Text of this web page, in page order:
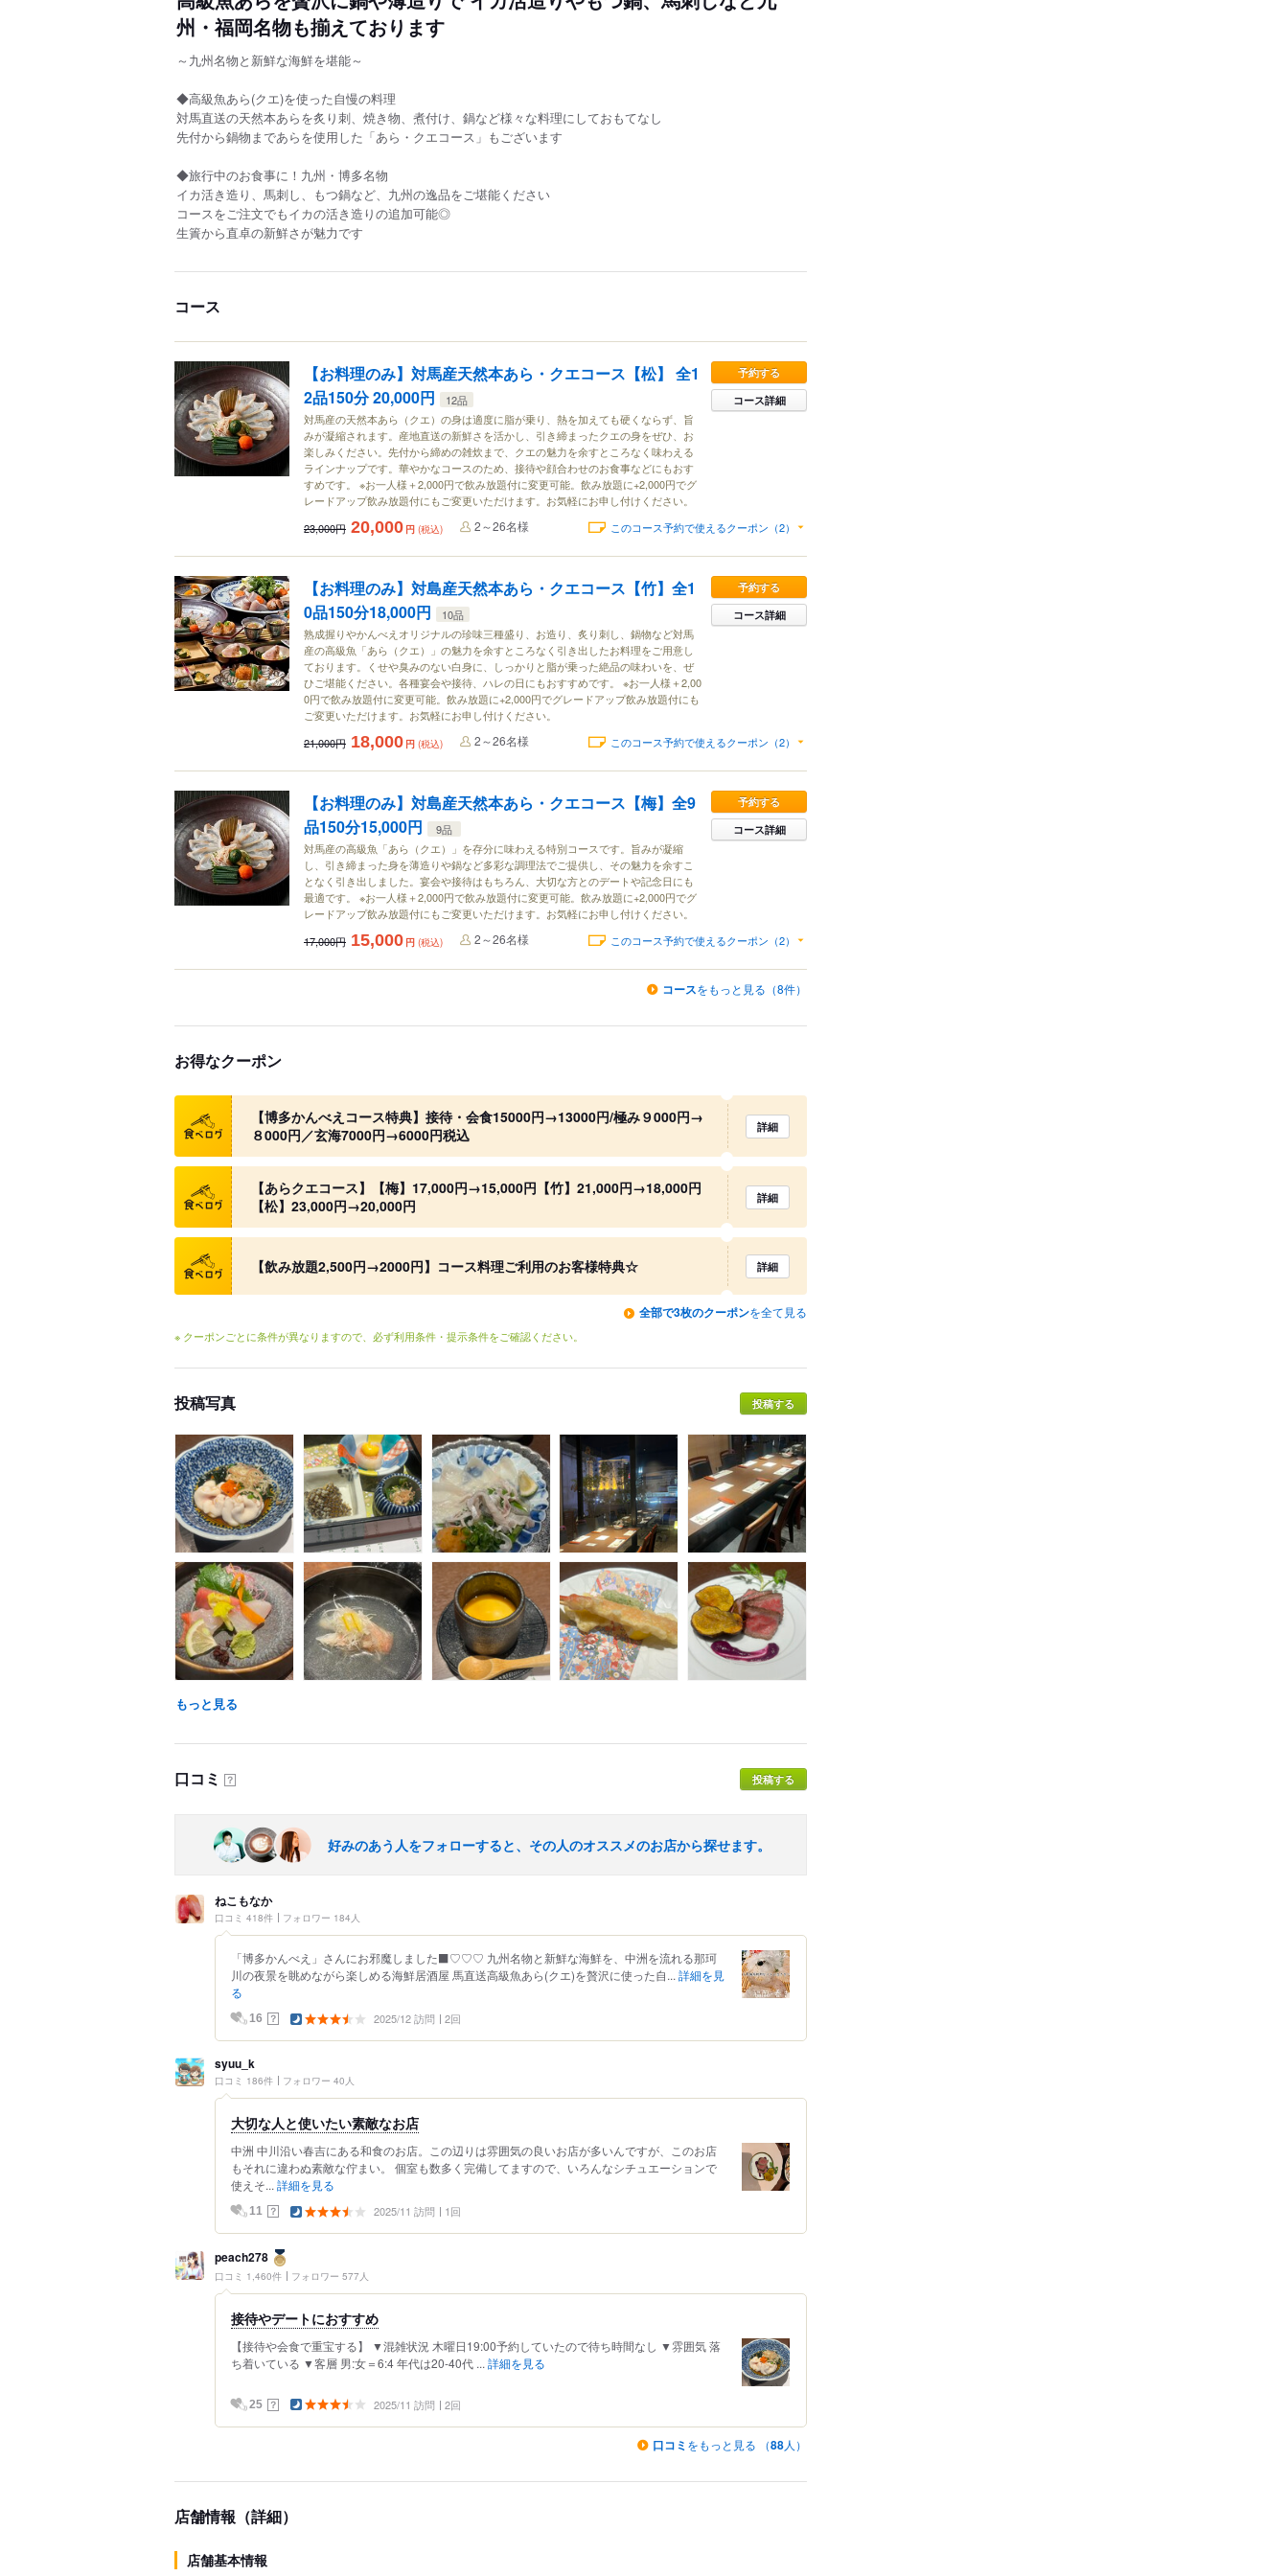
州・福岡名物も揃えております
～九州名物と新鮮な海鮮を堪能～
◆高級魚あら(クエ)を使った自慢の料理
対馬直送の天然本あらを炙り刺、焼き物、煮付け、鍋など様々な料理にしておもてなし
先付から鍋物まであらを使用した「あら・クエコース」もございます
◆旅行中のお食事に！九州・博多名物
イカ活き造り、馬刺し、もつ鍋など、九州の逸品をご堪能ください
コースをご注文でもイカの活き造りの追加可能◎
生簀から直卓の新鮮さが魅力です
コース
【お料理のみ】対馬産天然本あら・クエコース【松】 全1
2品150分 20,000円
12品
対馬産の天然本あら（クエ）の身は適度に脂が乗り、熱を加えても硬くならず、旨
みが凝縮されます。産地直送の新鮮さを活かし、引き締まったクエの身をぜひ、お
楽しみください。先付から締めの雑炊まで、クエの魅力を余すところなく味わえる
ラインナップです。華やかなコースのため、接待や顔合わせのお食事などにもおす
すめです。 ※お一人様＋2,000円で飲み放題付に変更可能。飲み放題に+2,000円でグ
レードアップ飲み放題付にもご変更いただけます。お気軽にお申し付けください。
予約する
コース詳細
23,000円 20,000 円 (税込) 2～26名様 このコース予約で使えるクーポン（2）
【お料理のみ】対島産天然本あら・クエコース【竹】全1
0品150分18,000円
10品
熟成握りやかんべえオリジナルの珍味三種盛り、お造り、炙り刺し、鍋物など対馬
産の高級魚「あら（クエ）」の魅力を余すところなく引き出したお料理をご用意し
ております。くせや臭みのない白身に、しっかりと脂が乗った絶品の味わいを、ぜ
ひご堪能ください。各種宴会や接待、ハレの日にもおすすめです。 ※お一人様＋2,00
0円で飲み放題付に変更可能。飲み放題に+2,000円でグレードアップ飲み放題付にも
ご変更いただけます。お気軽にお申し付けください。
予約する
コース詳細
21,000円 18,000 円 (税込) 2～26名様 このコース予約で使えるクーポン（2）
【お料理のみ】対島産天然本あら・クエコース【梅】全9
品150分15,000円
9品
対馬産の高級魚「あら（クエ）」を存分に味わえる特別コースです。旨みが凝縮
し、引き締まった身を薄造りや鍋など多彩な調理法でご提供し、その魅力を余すこ
となく引き出しました。宴会や接待はもちろん、大切な方とのデートや記念日にも
最適です。 ※お一人様＋2,000円で飲み放題付に変更可能。飲み放題に+2,000円でグ
レードアップ飲み放題付にもご変更いただけます。お気軽にお申し付けください。
予約する
コース詳細
17,000円 15,000 円 (税込) 2～26名様 このコース予約で使えるクーポン（2）
コースをもっと見る（8件）
お得なクーポン
クーポン
【博多かんべえコース特典】接待・会食15000円→13000円/極み９000円→
８000円／玄海7000円→6000円税込
詳細
クーポン
【あらクエコース】【梅】17,000円→15,000円【竹】21,000円→18,000円
【松】23,000円→20,000円
詳細
クーポン
【飲み放題2,500円→2000円】コース料理ご利用のお客様特典☆ 詳細
全部で3枚のクーポンを全て見る
※ クーポンごとに条件が異なりますので、必ず利用条件・提示条件をご確認ください。
投稿写真 投稿する
もっと見る
口コミ ？ 投稿する
好みのあう人をフォローすると、その人のオススメのお店から探せます。
ねこもなか
口コミ 418件 フォロワー 184人
「博多かんべえ」さんにお邪魔しました‍⬛♡♡♡ 九州名物と新鮮な海鮮を、中洲を流れる那珂
川の夜景を眺めながら楽しめる海鮮居酒屋 馬直送高級魚あら(クエ)を贅沢に使った自... 詳細を見
る
16 ？ 2025/12 訪問 2回
syuu_k
口コミ 186件 フォロワー 40人
大切な人と使いたい素敵なお店
中洲 中川沿い春吉にある和食のお店。この辺りは雰囲気の良いお店が多いんですが、このお店
もそれに違わぬ素敵な佇まい。 個室も数多く完備してますので、いろんなシチュエーションで
使えそ... 詳細を見る
11 ？ 2025/11 訪問 1回
peach278
口コミ 1,460件 フォロワー 577人
接待やデートにおすすめ
【接待や会食で重宝する】 ▼混雑状況 木曜日19:00予約していたので待ち時間なし ▼雰囲気 落
ち着いている ▼客層 男:女＝6:4 年代は20-40代 ... 詳細を見る
25 ？ 2025/11 訪問 2回
口コミ をもっと見る （88人）
店舗情報（詳細）
店舗基本情報